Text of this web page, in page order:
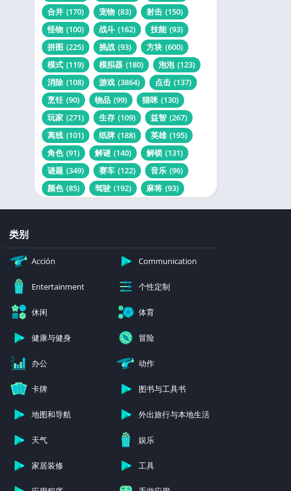
合并 (170) 宠物 (83) 射击 (150)
怪物 (100) 战斗 (162) 技能 (93)
拼图 (225) 挑战 (93) 方块 (600)
模式 (119) 模拟器 (180) 泡泡 (123)
消除 (108) 游戏 (3864) 点击 (137)
烹饪 (90) 物品 (99) 猫咪 (130)
玩家 (271) 生存 (109) 益智 (267)
离线 (101) 纸牌 (188) 英雄 (195)
角色 (91) 解谜 (140) 解锁 (131)
谜题 (349) 赛车 (122) 音乐 (96)
颜色 (85) 驾驶 (192) 麻将 (93)
类别
Acción Communication
Entertainment 个性定制
休闲 体育
健康与健身 冒险
办公 动作
卡牌 图书与工具书
地图和导航 外出旅行与本地生活
天气 娱乐
家居装修 工具